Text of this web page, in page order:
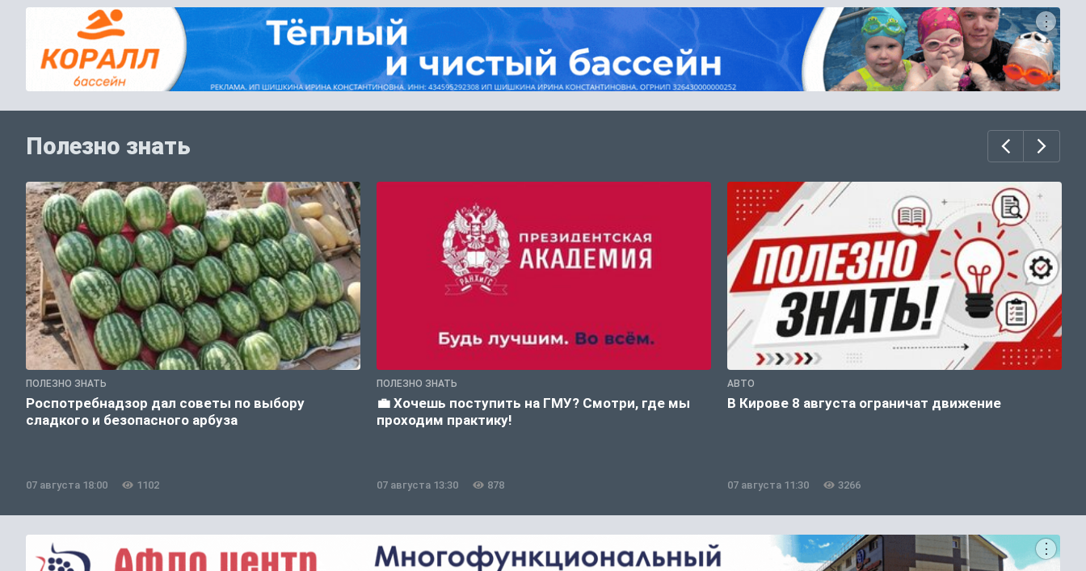
Полезно знать
ПОЛЕЗНО ЗНАТЬ
Роспотребнадзор дал советы по выбору
сладкого и безопасного арбуза
07 августа 18:00 1102
ПОЛЕЗНО ЗНАТЬ
💼 Хочешь поступить на ГМУ? Смотри, где мы
проходим практику!
07 августа 13:30 878
АВТО
В Кирове 8 августа ограничат движение
07 августа 11:30 3266